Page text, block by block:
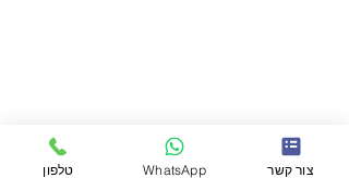
הזמנות בווצאפ:
050-47-57-365
051-296-2006
טלפון WhatsApp צור קשר